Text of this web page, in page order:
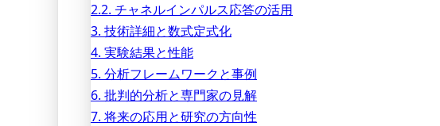
2.2. チャネルインパルス応答の活用
3. 技術詳細と数式定式化
4. 実験結果と性能
5. 分析フレームワークと事例
6. 批判的分析と専門家の見解
7. 将来の応用と研究の方向性